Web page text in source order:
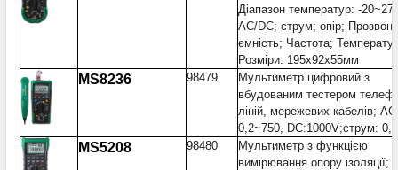
Діапазон температур: -
AC/DC; струм; опір;
ємність; Частота;
Розміри: 195x92x55мм
MS8236 98479
Мультиметр цифровий з
вбудованим тестером
ліній, мережевих кабелів;
0,2~750, DC:1000V;струм:
MS5208 98480
Мультиметр з функцією
вимірювання опору ізоляції;